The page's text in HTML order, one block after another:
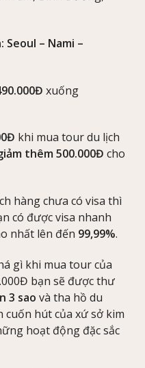
Seoul – Nami –
xuống
khi mua tour du lịch
thêm 500.000Đ cho
hàng chưa có visa thì
có được visa nhanh
nhất lên đến 99,99%.
gì khi mua tour của
bạn sẽ được thư
3 sao và tha hồ du
hút của xứ sở kim
hoạt động đặc sắc